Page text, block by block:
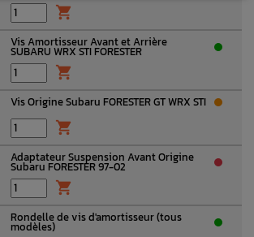

Vis Amortisseur Avant et Arrière
SUBARU WRX STI FORESTER

Vis Origine Subaru FORESTER GT WRX STI

Adaptateur Suspension Avant Origine
Subaru FORESTER 97-02

Rondelle de vis d'amortisseur (tous
modèles)